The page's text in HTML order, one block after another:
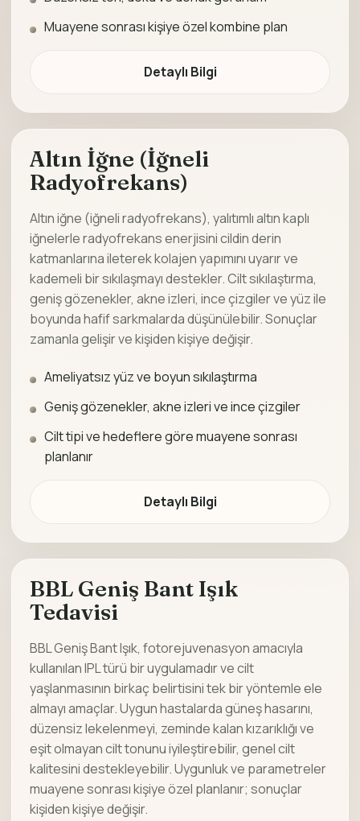
Muayene sonrası kişiye özel kombine plan
Detaylı Bilgi
Altın İğne (İğneli
Radyofrekans)
Altın iğne (iğneli radyofrekans), yalıtımlı altın kaplı
iğnelerle radyofrekans enerjisini cildin derin
katmanlarına ileterek kolajen yapımını uyarır ve
kademeli bir sıkılaşmayı destekler. Cilt sıkılaştırma,
geniş gözenekler, akne izleri, ince çizgiler ve yüz ile
boyunda hafif sarkmalarda düşünülebilir. Sonuçlar
zamanla gelişir ve kişiden kişiye değişir.
Ameliyatsız yüz ve boyun sıkılaştırma
Geniş gözenekler, akne izleri ve ince çizgiler
Cilt tipi ve hedeflere göre muayene sonrası
planlanır
Detaylı Bilgi
BBL Geniş Bant Işık
Tedavisi
BBL Geniş Bant Işık, fotorejuvenasyon amacıyla
kullanılan IPL türü bir uygulamadır ve cilt
yaşlanmasının birkaç belirtisini tek bir yöntemle ele
almayı amaçlar. Uygun hastalarda güneş hasarını,
düzensiz lekelenmeyi, zeminde kalan kızarıklığı ve
eşit olmayan cilt tonunu iyileştirebilir, genel cilt
kalitesini destekleyebilir. Uygunluk ve parametreler
muayene sonrası kişiye özel planlanır; sonuçlar
kişiden kişiye değişir.